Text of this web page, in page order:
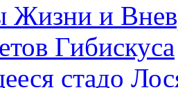
Жизни и
Гибискуса
стадо